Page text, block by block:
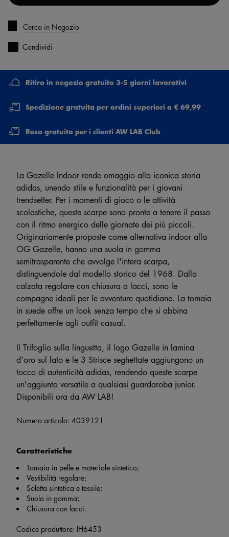
Cerca in Negozio
Condividi
Ritiro in negozio gratuito 3-5 giorni lavorativi
Spedizione gratuita per ordini superiori a € 69,99
Reso gratuito per i clienti AW LAB Club
La Gazelle Indoor rende omaggio alla iconica storia
adidas, unendo stile e funzionalità per i giovani
trendsetter. Per i momenti di gioco o le attività
scolastiche, queste scarpe sono pronte a tenere il passo
con il ritmo energico delle giornate dei più piccoli.
Originariamente proposte come alternativa indoor alla
OG Gazelle, hanno una suola in gomma
semitrasparente che avvolge l'intera scarpa,
distinguendole dal modello storico del 1968. Dalla
calzata regolare con chiusura a lacci, sono le
compagne ideali per le avventure quotidiane. La tomaia
in suede offre un look senza tempo che si abbina
perfettamente agli outfit casual.
Il Trifoglio sulla linguetta, il logo Gazelle in lamina
d'oro sul lato e le 3 Strisce seghettate aggiungono un
tocco di autenticità adidas, rendendo queste scarpe
un'aggiunta versatile a qualsiasi guardaroba junior.
Disponibili ora da AW LAB!
Numero articolo: 4039121
Caratteristiche
Tomaia in pelle e materiale sintetico;
Vestibilità regolare;
Soletta sintetica e tessile;
Suola in gomma;
Chiusura con lacci.
Codice produttore: IH6453